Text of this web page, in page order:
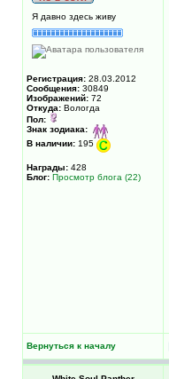
Я давно здесь живу
Регистрация: 28.03.2012
Сообщения: 30849
Изображений: 72
Откуда: Вологда
Пол:
Знак зодиака:
В наличии: 195
Награды: 428
Блог: Просмотр блога (22)
Вернуться к началу